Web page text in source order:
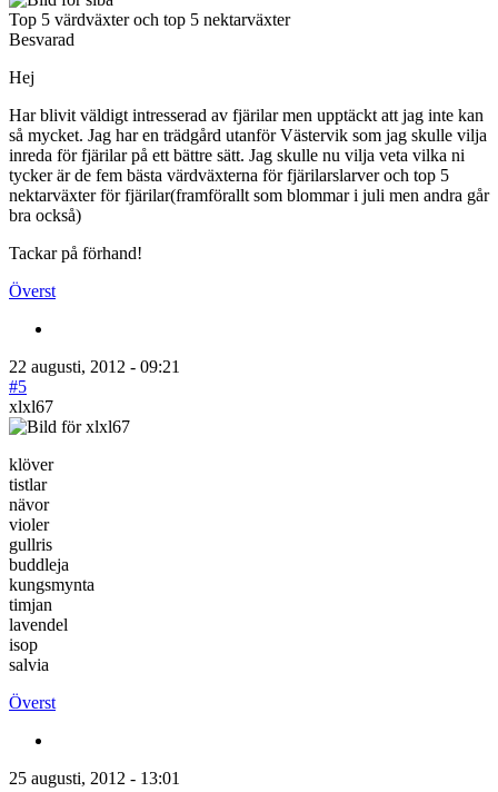
Top 5 värdväxter och top 5 nektarväxter
Besvarad
Hej
Har blivit väldigt intresserad av fjärilar men upptäckt att jag inte kan
så mycket. Jag har en trädgård utanför Västervik som jag skulle vilja
inreda för fjärilar på ett bättre sätt. Jag skulle nu vilja veta vilka ni
tycker är de fem bästa värdväxterna för fjärilarslarver och top 5
nektarväxter för fjärilar(framförallt som blommar i juli men andra går
bra också)
Tackar på förhand!
Överst
22 augusti, 2012 - 09:21
#5
xlxl67
klöver
tistlar
nävor
violer
gullris
buddleja
kungsmynta
timjan
lavendel
isop
salvia
Överst
25 augusti, 2012 - 13:01